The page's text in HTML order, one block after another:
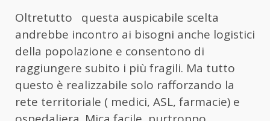
Oltretutto questa auspicabile scelta
andrebbe incontro ai bisogni anche logistici
della popolazione e consentono di
raggiungere subito i più fragili. Ma tutto
questo è realizzabile solo rafforzando la
rete territoriale ( medici, ASL, farmacie) e